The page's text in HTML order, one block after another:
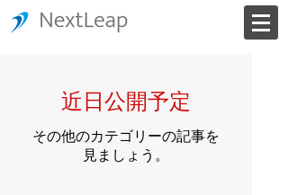
近日公開予定
その他のカテゴリーの記事を
見ましょう。